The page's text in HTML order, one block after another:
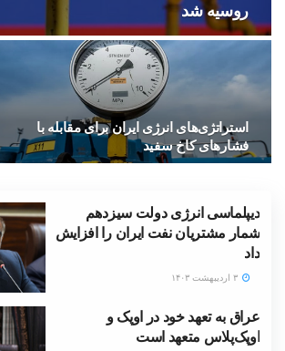
روسیه شد
استراتژی‌های انرژی ایران برای مقابله با
فشارهای کاخ سفید
دیپلماسی انرژی دولت سیزدهم
شمار مشتریان نفت ایران را افزایش
داد
عراق به تعهد خود در اوپک و
اوپک‌پلاس متعهد است